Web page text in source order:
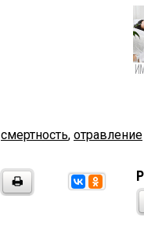
смертность, отравление